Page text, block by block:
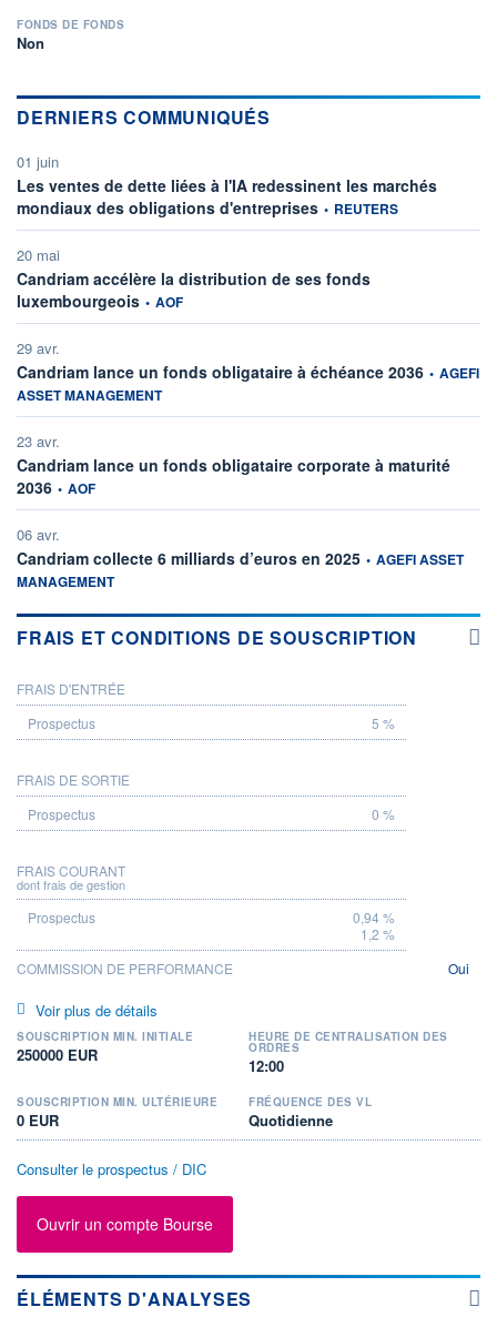
FONDS DE FONDS
Non
DERNIERS COMMUNIQUÉS
01 juin
Les ventes de dette liées à l'IA redessinent les marchés
mondiaux des obligations d'entreprises information fournie par
• REUTERS
20 mai
Candriam accélère la distribution de ses fonds
luxembourgeois information fournie par
• AOF
29 avr.
Candriam lance un fonds obligataire à échéance 2036 • AGEFI
ASSET MANAGEMENT
23 avr.
Candriam lance un fonds obligataire corporate à maturité
2036 information fournie par
• AOF
06 avr.
Candriam collecte 6 milliards d’euros en 2025 information fournie par
• AGEFI ASSET
MANAGEMENT
FRAIS ET CONDITIONS DE SOUSCRIPTION
PROSPECTUS
FRAIS D'ENTRÉE
5 %
FRAIS DE SORTIE
0 %
FRAIS COURANT
dont frais de gestion
0,94 %
1,2 %
COMMISSION DE PERFORMANCE
Oui
Voir plus de détails
SOUSCRIPTION MIN. INITIALE
250000 EUR
HEURE DE CENTRALISATION DES
ORDRES
12:00
SOUSCRIPTION MIN. ULTÉRIEURE
0 EUR
FRÉQUENCE DES VL
Quotidienne
Consulter le prospectus / DIC
Ouvrir un compte Bourse
ÉLÉMENTS D'ANALYSES